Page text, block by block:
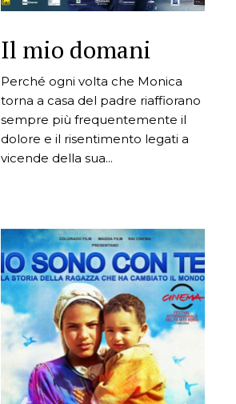
Il mio domani
Perché ogni volta che Monica
torna a casa del padre riaffiorano
sempre più frequentemente il
dolore e il risentimento legati a
vicende della sua...